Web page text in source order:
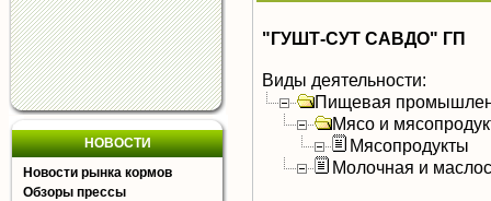
НОВОСТИ
Новости рынка кормов
Обзоры прессы
"ГУШТ-СУТ САВДО" ГП
Виды деятельности:
Пищевая
Мясо и
Мясопродукты
Молочная и